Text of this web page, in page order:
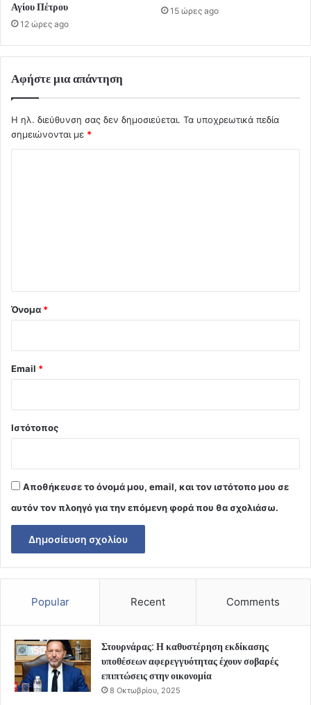
Αγίου Πέτρου
12 ώρες ago
15 ώρες ago
Αφήστε μια απάντηση
Η ηλ. διεύθυνση σας δεν δημοσιεύεται. Τα υποχρεωτικά πεδία
σημειώνονται με *
Όνομα *
Email *
Ιστότοπος
Αποθήκευσε το όνομά μου, email, και τον ιστότοπο μου σε
αυτόν τον πλοηγό για την επόμενη φορά που θα σχολιάσω.
Popular Recent Comments
Στουρνάρας: Η καθυστέρηση εκδίκασης
υποθέσεων αφερεγγυότητας έχουν σοβαρές
επιπτώσεις στην οικονομία
8 Οκτωβρίου, 2025